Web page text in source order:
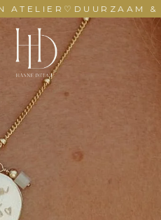
♡DUURZAAM &